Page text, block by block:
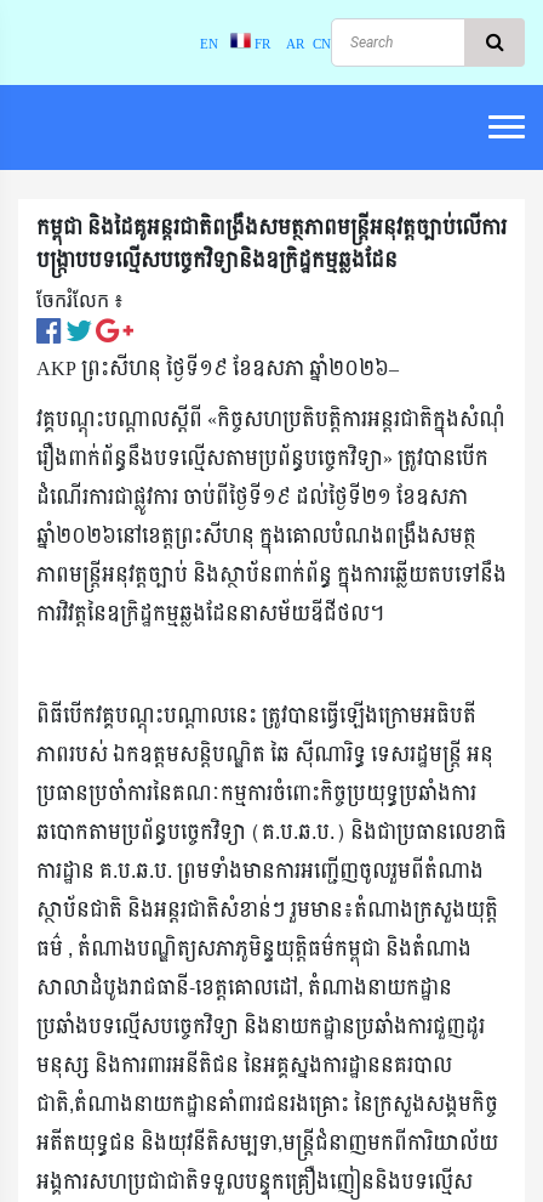
EN FR AR CN
កម្ពុជា និងដៃគូអន្តរជាតិពង្រឹងសមត្ថភាពមន្ត្រីអនុវត្តច្បាប់លើការ
បង្ក្រាបបទល្មើសបច្ចេកវិទ្យានិងឧក្រិដ្ឋកម្មឆ្លងដែន
ចែករំលែក ៖​
AKP ព្រះសីហនុ ថ្ងៃទី១៩ ខែឧសភា ឆ្នាំ២០២៦–
វគ្គបណ្តុះបណ្តាលស្តីពី «កិច្ចសហប្រតិបត្តិការអន្តរជាតិក្នុងសំណុំ
រឿងពាក់ព័ន្ធនឹងបទល្មើសតាមប្រព័ន្ធបច្ចេកវិទ្យា» ត្រូវបានបើក
ដំណើរការជាផ្លូវការ ចាប់ពីថ្ងៃទី១៩ ដល់ថ្ងៃទី២១ ខែឧសភា
ឆ្នាំ២០២៦នៅខេត្តព្រះសីហនុ ក្នុងគោលបំណងពង្រឹងសមត្ថ
ភាពមន្ត្រីអនុវត្តច្បាប់ និងស្ថាប័នពាក់ព័ន្ធ ក្នុងការឆ្លើយតបទៅនឹង
ការវិវត្តនៃឧក្រិដ្ឋកម្មឆ្លងដែននាសម័យឌីជីថល។
ពិធីបើកវគ្គបណ្តុះបណ្តាលនេះ ត្រូវបានធ្វើឡើងក្រោមអធិបតី
ភាពរបស់ ឯកឧត្តមសន្តិបណ្ឌិត ឆៃ ស៊ីណារិទ្ធ ទេសរដ្ឋមន្ត្រី អនុ
ប្រធានប្រចាំការនៃគណៈកម្មការចំពោះកិច្ចប្រយុទ្ធប្រឆាំងការ
ឆបោកតាមប្រព័ន្ធបច្ចេកវិទ្យា (គ.ប.ឆ.ប.) និងជាប្រធានលេខាធិ
ការដ្ឋាន គ.ប.ឆ.ប. ព្រមទាំងមានការអញ្ជើញចូលរួមពីតំណាង
ស្ថាប័នជាតិ និងអន្តរជាតិសំខាន់ៗ រួមមាន៖តំណាងក្រសួងយុត្តិ
ធម៌ , តំណាងបណ្ឌិត្យសភាភូមិន្ទយុត្តិធម៌កម្ពុជា និងតំណាង
សាលាដំបូងរាជធានី-ខេត្តគោលដៅ, តំណាងនាយកដ្ឋាន
ប្រឆាំងបទល្មើសបច្ចេកវិទ្យា និងនាយកដ្ឋានប្រឆាំងការជួញដូរ
មនុស្ស និងការពារអនីតិជន នៃអគ្គស្នងការដ្ឋាននគរបាល
ជាតិ,តំណាងនាយកដ្ឋានគាំពារជនរងគ្រោះ នៃក្រសួងសង្គមកិច្ច
អតីតយុទ្ធជន និងយុវនីតិសម្បទា,មន្ត្រីជំនាញមកពីការិយាល័យ
អង្គការសហប្រជាជាតិទទួលបន្ទុកគ្រឿងញៀននិងបទល្មើស